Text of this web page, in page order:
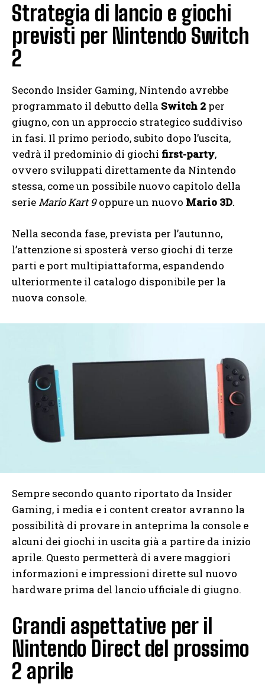
Strategia di lancio e giochi
previsti per Nintendo Switch
2
Secondo Insider Gaming, Nintendo avrebbe
programmato il debutto della Switch 2 per
giugno, con un approccio strategico suddiviso
in fasi. Il primo periodo, subito dopo l’uscita,
vedrà il predominio di giochi first-party,
ovvero sviluppati direttamente da Nintendo
stessa, come un possibile nuovo capitolo della
serieMario Kart 9oppure un nuovo Mario 3D.
Nella seconda fase, prevista per l’autunno,
l’attenzione si sposterà verso giochi di terze
parti e port multipiattaforma, espandendo
ulteriormente il catalogo disponibile per la
nuova console.
Sempre secondo quanto riportato da Insider
Gaming, i media e i content creator avranno la
possibilità di provare in anteprima la console e
alcuni dei giochi in uscita già a partire da inizio
aprile. Questo permetterà di avere maggiori
informazioni e impressioni dirette sul nuovo
hardware prima del lancio ufficiale di giugno.
Grandi aspettative per il
Nintendo Direct del prossimo
2 aprile